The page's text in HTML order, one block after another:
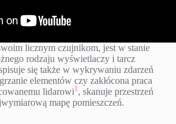
licznym czujnikom, jest w stanie
rodzaju wyświetlaczy i tarcz
się także w wykrywaniu zdarzeń
elementów czy zakłócona praca
lidarowi1, skanuje przestrzeń
mapę pomieszczeń.